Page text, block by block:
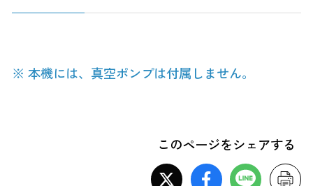
※ 本機には、 真空ポンプは付属しません。
このページをシェアする